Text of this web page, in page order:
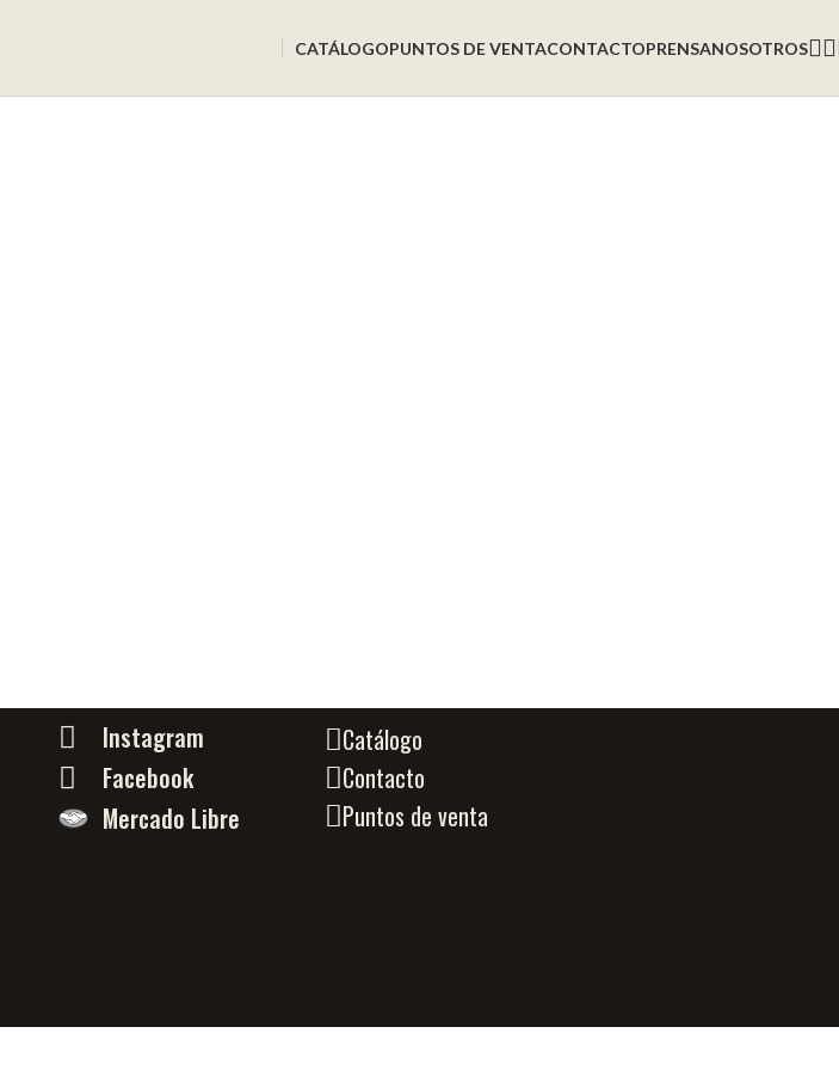
CATÁLOGOPUNTOS DE VENTACONTACTOPRENSANOSOTROS
Instagram
Facebook
Mercado Libre
Catálogo
Contacto
Puntos de venta